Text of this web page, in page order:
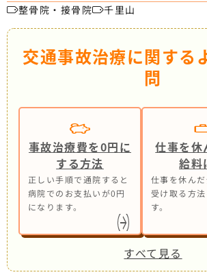
整骨院・接骨院
千里山
交通事故治療に関する
問
事故治療費を0円に
する方法
正しい手順で通院すると
病院でのお支払いが0円
になります。
仕事を休
給料
仕事を休ん
受け取る方
す。
すべて見る